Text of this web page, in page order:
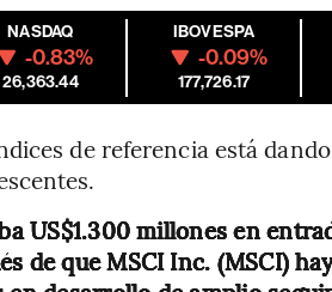
NASDAQ
-0.83%
26,363.44
IBOVESPA
-0.09%
177,726.17
de referencia está
US$1.300 millones en
de que MSCI Inc. (MSCI)